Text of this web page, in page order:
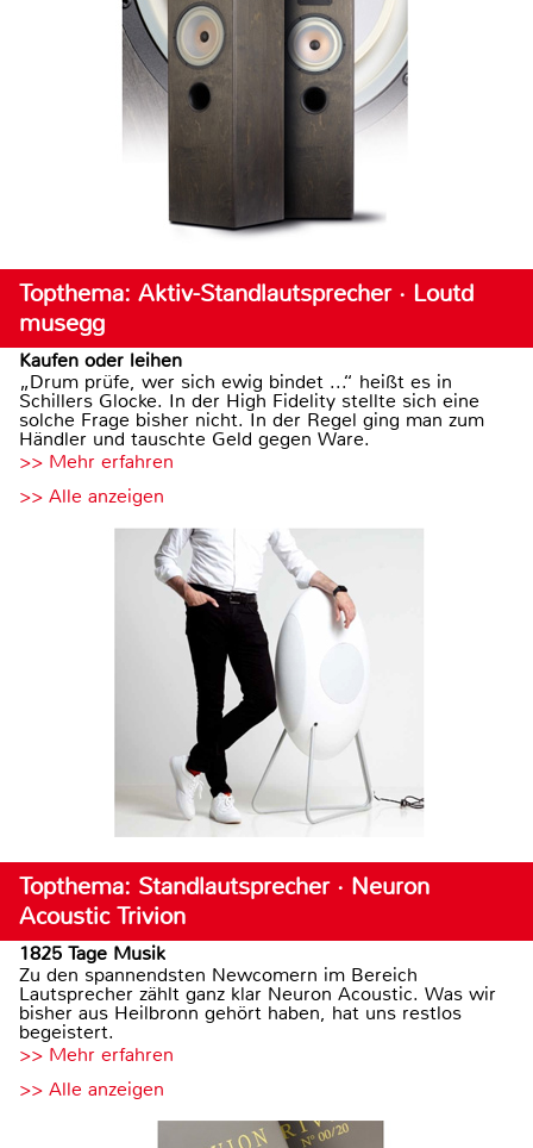
Topthema: Aktiv-Standlautsprecher · Loutd
musegg
Kaufen oder leihen
„Drum prüfe, wer sich ewig bindet ...“ heißt es in
Schillers Glocke. In der High Fidelity stellte sich eine
solche Frage bisher nicht. In der Regel ging man zum
Händler und tauschte Geld gegen Ware.
>> Mehr erfahren
>> Alle anzeigen
Topthema: Standlautsprecher · Neuron
Acoustic Trivion
1825 Tage Musik
Zu den spannendsten Newcomern im Bereich
Lautsprecher zählt ganz klar Neuron Acoustic. Was wir
bisher aus Heilbronn gehört haben, hat uns restlos
begeistert.
>> Mehr erfahren
>> Alle anzeigen